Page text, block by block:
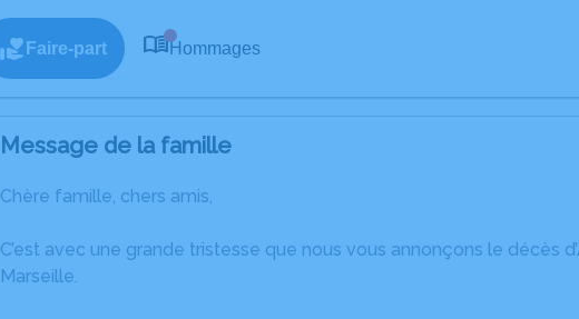
Faire-part Hommages
Message de la famille
Chère famille, chers amis,
C’est avec une grande tristesse que nous vous annonçons le décès
Marseille.